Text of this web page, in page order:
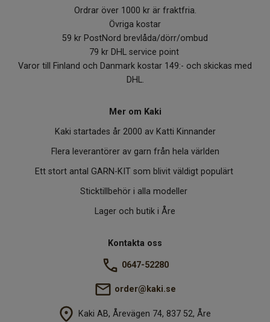
Ordrar över 1000 kr är fraktfria.
Övriga kostar
59 kr PostNord brevlåda/dörr/ombud
79 kr DHL service point
Varor till Finland och Danmark kostar 149:- och skickas med
DHL.
Mer om Kaki
Kaki startades år 2000 av Katti Kinnander
Flera leverantörer av garn från hela världen
Ett stort antal GARN-KIT som blivit väldigt populärt
Sticktillbehör i alla modeller
Lager och butik i Åre
Kontakta oss
0647-52280
order@kaki.se
Kaki AB, Årevägen 74, 837 52, Åre